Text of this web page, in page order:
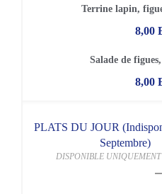
Terrine lapin,
8,00
Salade de
8,00
PLATS DU JOUR
Septembre)
DISPONIBLE